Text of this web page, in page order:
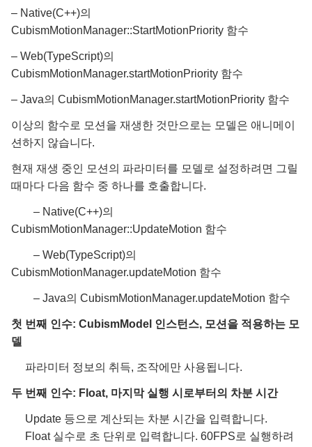
– Native(C++)의
CubismMotionManager::StartMotionPriority 함수
– Web(TypeScript)의
CubismMotionManager.startMotionPriority 함수
– Java의 CubismMotionManager.startMotionPriority 함수
이상의 함수로 모션을 재생한 것만으로는 모델은 애니메이
션하지 않습니다.
현재 재생 중인 모션의 파라미터를 모델로 설정하려면 그릴
때마다 다음 함수 중 하나를 호출합니다.
– Native(C++)의
CubismMotionManager::UpdateMotion 함수
– Web(TypeScript)의
CubismMotionManager.updateMotion 함수
– Java의 CubismMotionManager.updateMotion 함수
첫 번째 인수: CubismModel 인스턴스, 모션을 적용하는 모
델
파라미터 정보의 취득, 조작에만 사용됩니다.
두 번째 인수: Float, 마지막 실행 시로부터의 차분 시간
Update 등으로 계산되는 차분 시간을 입력합니다.
Float 실수로 초 단위로 입력합니다. 60FPS로 실행하려